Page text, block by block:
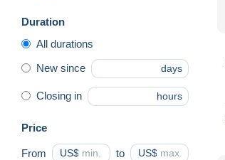
Duration
All durations
New since days
Closing in hours
Price
From US$ to US$